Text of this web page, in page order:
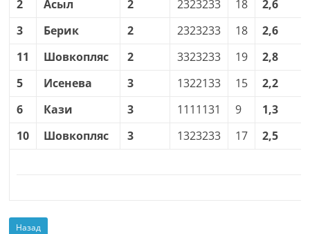
2
Асыл 2 2323233 18
2,6
3
Берик 2 2323233 18
2,6
11
Шовкопляс 2 3323233 19
2,8
5
Исенева 3 1322133 15
2,2
6
Кази 3 1111131 9
1,3
10
Шовкопляс 3 1323233 17 2,5
Назад